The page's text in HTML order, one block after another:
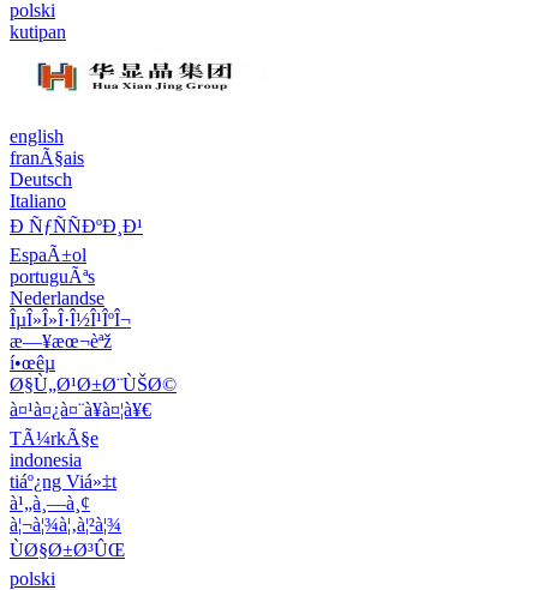
polski
kutipan
english
franÃ§ais
Deutsch
Italiano
Ð ÑƒÑÑÐºÐ¸Ð¹
EspaÃ±ol
portuguÃªs
Nederlandse
ÎµÎ»Î»Î·Î½Î¹ÎºÎ¬
æ—¥æœ¬èªž
í•œêµ­
Ø§Ù„Ø¹Ø±Ø¨ÙŠØ©
à¤¹à¤¿à¤¨à¥à¤¦à¥€
TÃ¼rkÃ§e
indonesia
tiáº¿ng Viá»‡t
à¹„à¸—à¸¢
à¦¬à¦¾à¦‚à¦²à¦¾
ÙØ§Ø±Ø³ÛŒ
polski